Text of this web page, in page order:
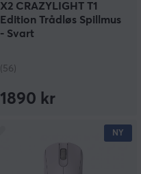
X2 CRAZYLIGHT T1
Edition Trådløs Spillmus
- Svart
(56)
1890 kr
NY